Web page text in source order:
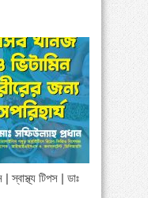
স্বাস্থ্য টিপস | ডাঃ